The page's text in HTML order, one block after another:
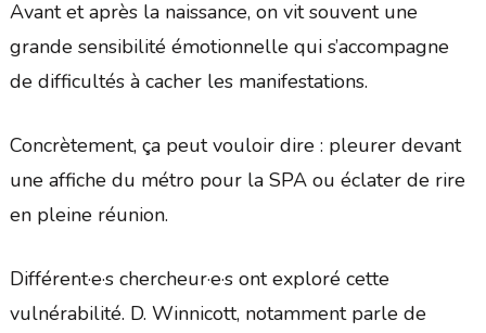
Avant et après la naissance, on vit souvent une
grande sensibilité émotionnelle qui s’accompagne
de difficultés à cacher les manifestations.
Concrètement, ça peut vouloir dire : pleurer devant
une affiche du métro pour la SPA ou éclater de rire
en pleine réunion.
Différent·e·s chercheur·e·s ont exploré cette
vulnérabilité. D. Winnicott, notamment parle de